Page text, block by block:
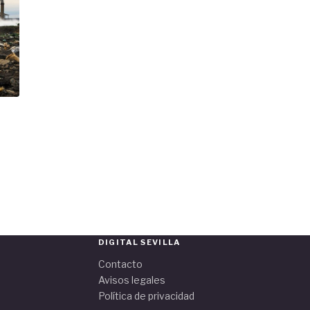
DIGITAL SEVILLA
Contacto
Avisos legales
Política de privacidad